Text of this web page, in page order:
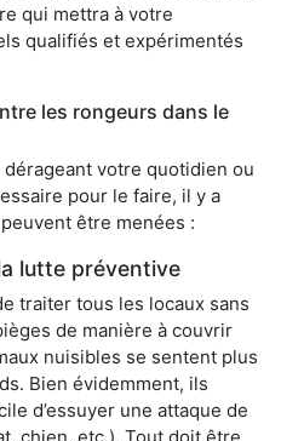
qui mettra à votre
qualifiés et expérimentés
les rongeurs dans le
votre quotidien ou
pour le faire, il y a
être menées :
lutte préventive
traiter tous les locaux sans
de manière à couvrir
nuisibles se sentent plus
Bien évidemment, ils
d’essuyer une attaque de
chien, etc.). Tout doit être